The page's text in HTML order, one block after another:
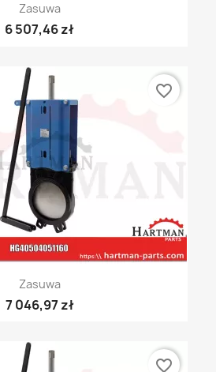
Zasuwa
6 507,46 zł
Zasuwa
7 046,97 zł
favorite_border
favorite_border